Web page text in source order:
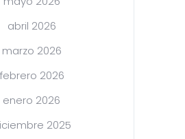
abril 2026
marzo 2026
febrero 2026
enero 2026
2025